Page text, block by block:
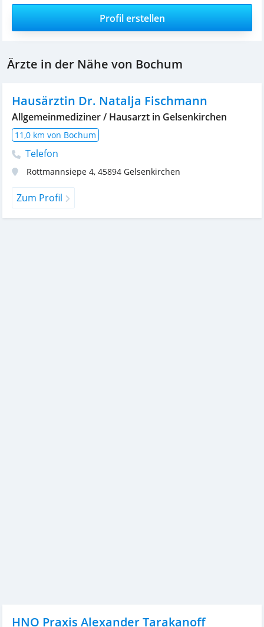
Profil erstellen
Ärzte in der Nähe von Bochum
Hausärztin Dr. Natalja Fischmann
Allgemeinmediziner / Hausarzt in Gelsenkirchen
11,0 km von Bochum
Telefon
Rottmannsiepe 4, 45894 Gelsenkirchen
Zum Profil
HNO Praxis Alexander Tarakanoff